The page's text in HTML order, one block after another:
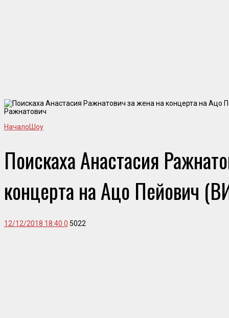
Ражнатович
НачалоШоу
Поискаха Анастасия
концерта на Ацо Пейович
12/12/2018 18:40 0 5022